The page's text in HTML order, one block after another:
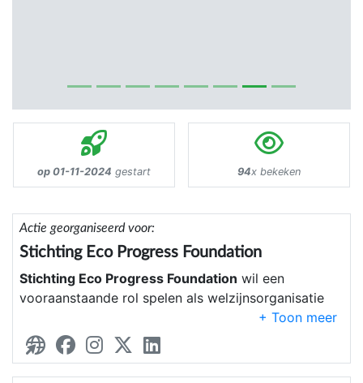
op 01-11-2024 gestart 94x bekeken
Actie georganiseerd voor:
Stichting Eco Progress Foundation
Stichting Eco Progress Foundation wil een
vooraanstaande rol spelen als welzijnsorganisatie
die zich richt op duurzaamheid, innovatie en
maatschappelijke vooruitgang. Onze missie is om
diverse projecten te ondersteunen die bijdragen
aan een gezondere leefomgeving. Dit gaat verder